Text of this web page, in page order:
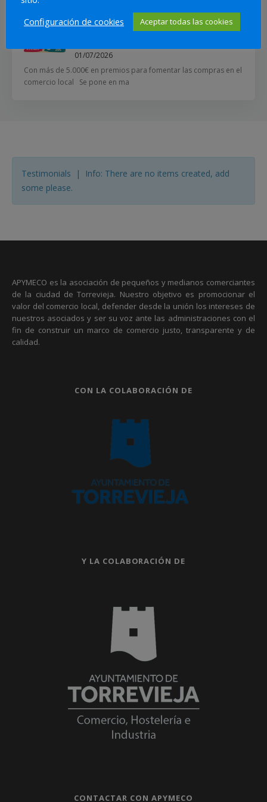
APYMECO y el Ayuntamiento de
Torrevieja impulsan una nueva
01/07/2026
Con más de 5.000€ en premios para fomentar las compras en el
comercio local Se pone en ma
Testimonials | Info: There are no items created, add
some please.
APYMECO es la asociación de pequeños y medianos comerciantes
de la ciudad de Torrevieja. Nuestro objetivo es promocionar el
valor del comercio local, defender desde la unión los intereses de
nuestros asociados y ser su voz ante las administraciones con el
fin de construir un marco de comercio justo, transparente y de
calidad.
CON LA COLABORACIÓN DE
Y LA COLABORACIÓN DE
CONTACTAR CON APYMECO
Configuración de cookies
Aceptar todas las cookies